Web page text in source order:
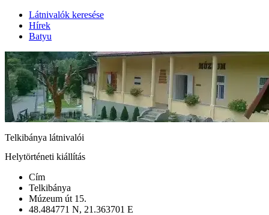
Látnivalók keresése
Hírek
Batyu
Telkibánya látnivalói
Helytörténeti kiállítás
Cím
Telkibánya
Múzeum út 15.
48.484771 N, 21.363701 E